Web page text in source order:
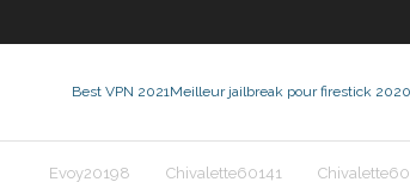
Best VPN 2021Meilleur jailbreak pour firestick 2020
Evoy20198 Chivalette60141